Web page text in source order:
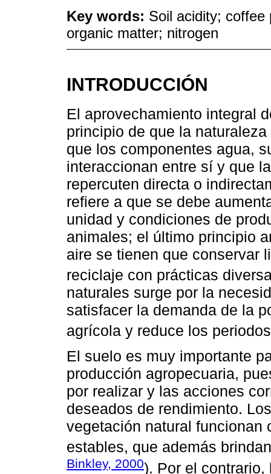
Key words: Soil acidity; coffee
organic matter; nitrogen
INTRODUCCIÓN
El aprovechamiento integral
principio de que la
que los componentes agua,
interaccionan entre sí y que
repercuten directa o
refiere a que se debe
unidad y condiciones de
animales; el último principio
aire se tienen que conservar
reciclaje con prácticas
naturales surge por la
satisfacer la demanda de la
agrícola y reduce los
El suelo es muy importante
producción agropecuaria,
por realizar y las acciones
deseados de rendimiento.
vegetación natural funcionan
estables, que además
Binkley, 2000). Por el